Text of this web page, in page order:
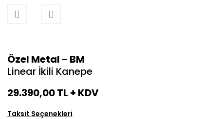
Özel Metal - BM
Linear İkili Kanepe
29.390,00 TL + KDV
Taksit Seçenekleri